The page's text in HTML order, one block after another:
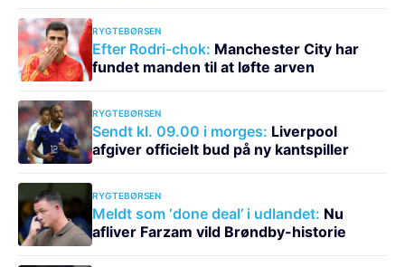
RYGTEBØRSEN
Efter Rodri-chok: Manchester City har
fundet manden til at løfte arven
RYGTEBØRSEN
Sendt kl. 09.00 i morges: Liverpool
afgiver officielt bud på ny kantspiller
RYGTEBØRSEN
Meldt som ‘done deal’ i udlandet: Nu
afliver Farzam vild Brøndby-historie